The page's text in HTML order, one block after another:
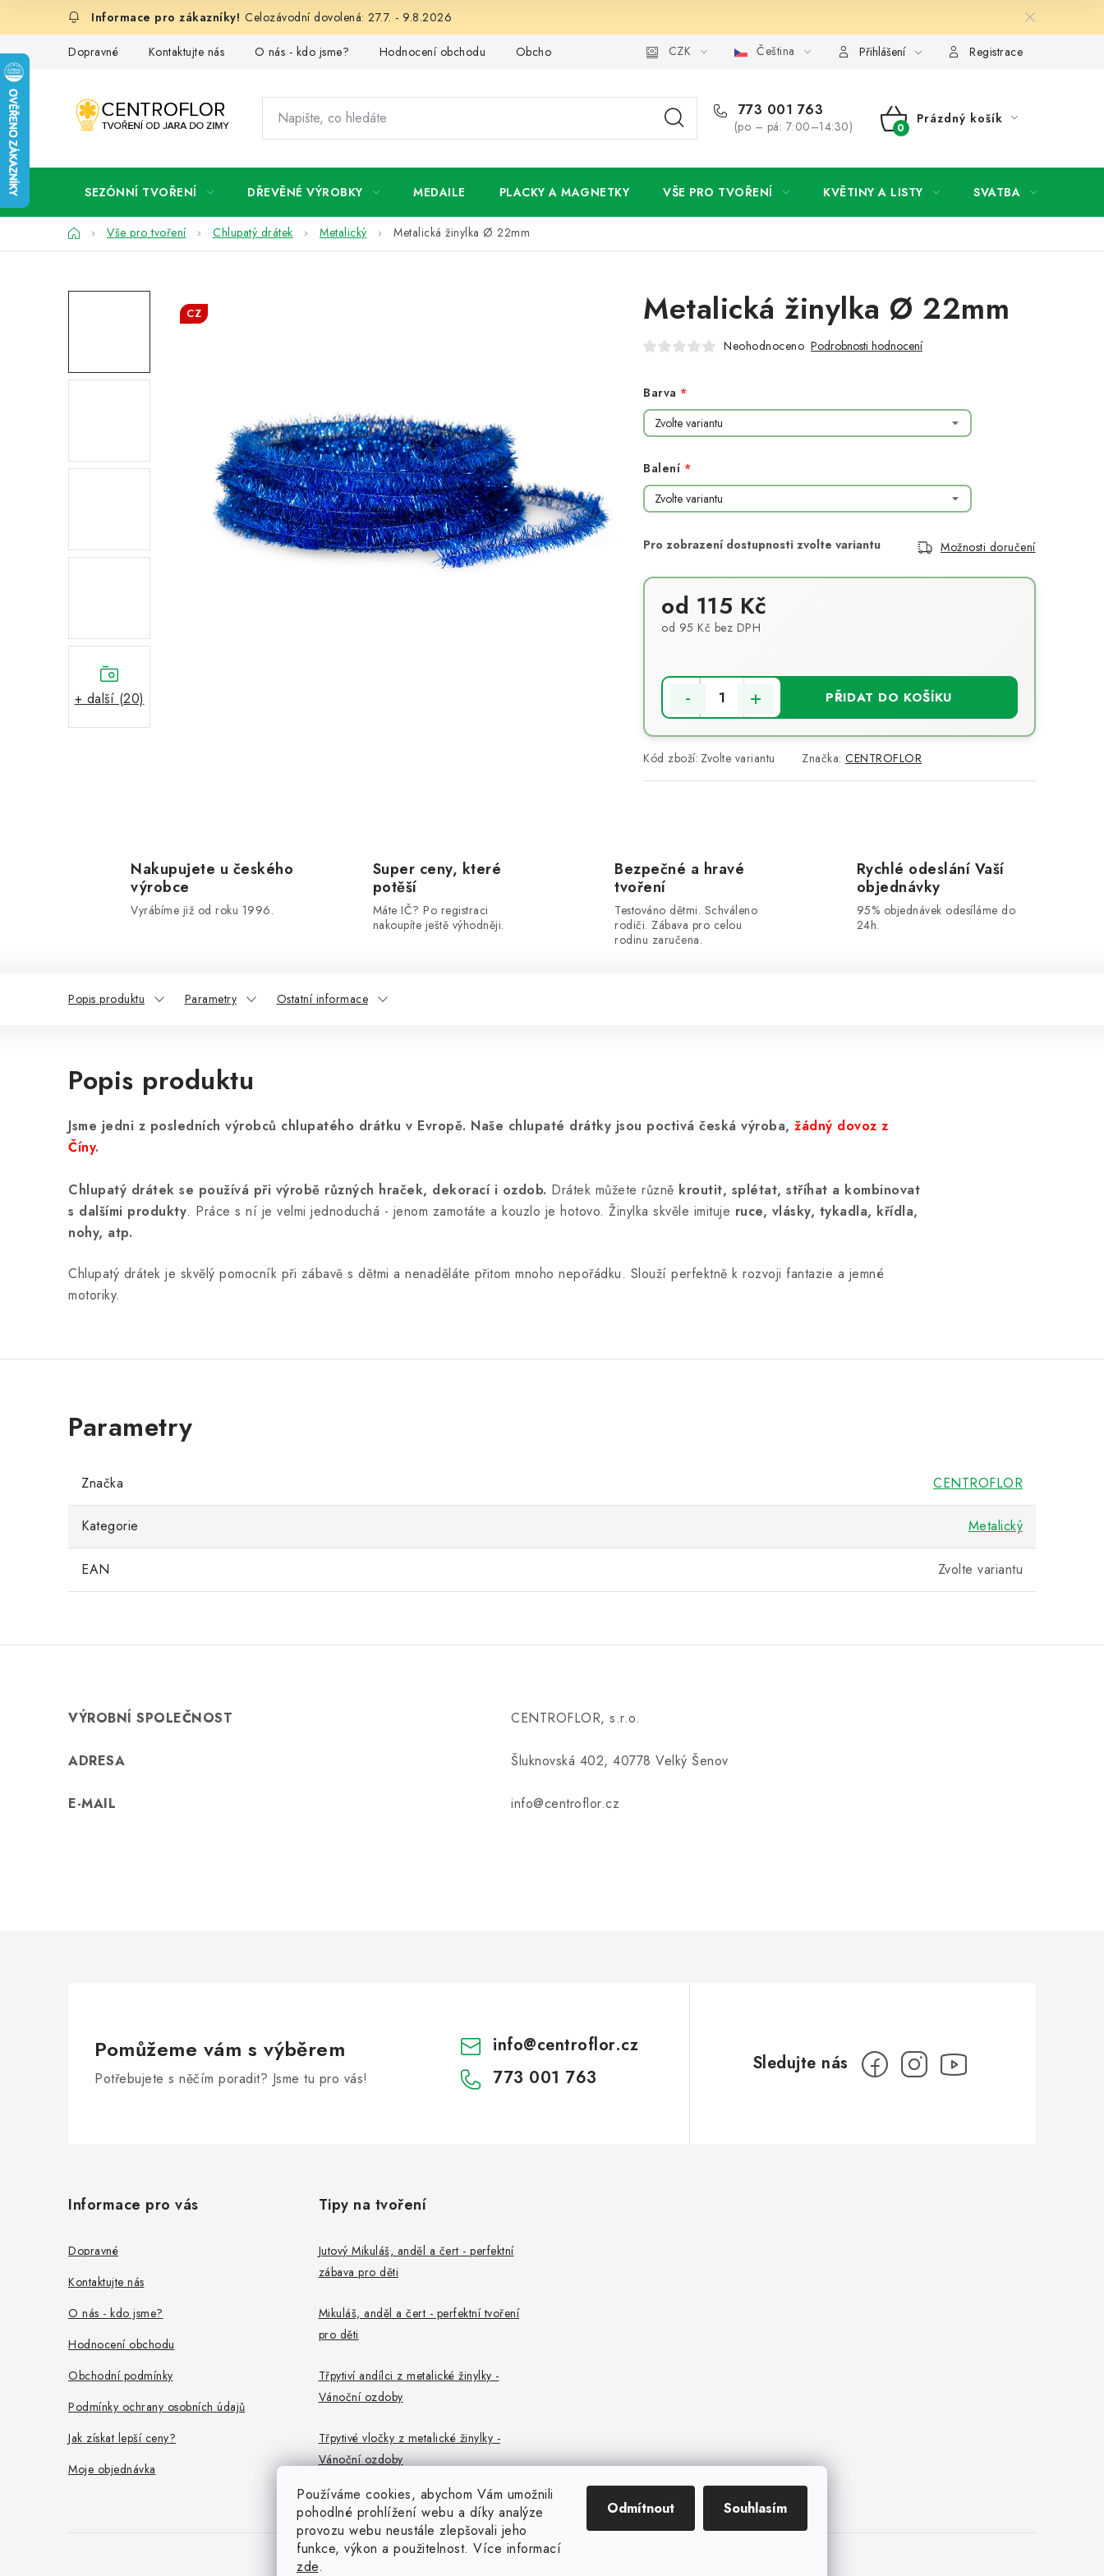
Používáme cookies, abychom Vám umožnili
pohodlné prohlížení webu a díky analýze
provozu webu neustále zlepšovali jeho
funkce, výkon a použitelnost. Více informací
zde.
Odmítnout Souhlasím
Celozávodní dovolená: 27.7. - 9.8.2026
Dopravné Kontaktujte nás O nás - kdo jsme? Hodnocení obchodu Obchodní podmínky Podmínky ochrany osobních údajů Jak získat lepší ceny? Moje objednávka
CZK Čeština Přihlášení Registrace
773 001 763
(po – pá: 7:00–14:30)
NÁKUPNÍ
Prázdný košík
SEZÓNNÍ TVOŘENÍ DŘEVĚNÉ VÝROBKY MEDAILE PLACKY A MAGNETKY VŠE PRO TVOŘENÍ KVĚTINY A LISTY SVATBA
DomůVše pro tvoření Chlupatý drátek Metalický Metalická žinylka Ø 22mm
+ další (20)
Metalická žinylka Ø 22mm
Neohodnoceno Podrobnosti hodnocení
Barva
Balení
Možnosti doručení
od 115 Kč
od 95 Kč bez DPH
PŘIDAT DO KOŠÍKU
Kód zboží: Zvolte variantu Značka: CENTROFLOR
CZ
Nakupujete u českého
výrobce
Vyrábíme již od roku 1996.
Super ceny, které
potěší
Máte IČ? Po registraci
nakoupíte ještě výhodněji.
Bezpečné a hravé
tvoření
Testováno dětmi. Schváleno
rodiči. Zábava pro celou
rodinu zaručena.
Rychlé odeslání Vaší
objednávky
95% objednávek odesíláme do
24h.
Popis produktu Parametry Ostatní informace
Popis produktu
Jsme jedni z posledních výrobců chlupatého drátku v Evropě. Naše chlupaté drátky jsou poctivá česká výroba, žádný dovoz z
Číny.
Chlupatý drátek se používá při výrobě různých hraček, dekorací i ozdob. Drátek můžete různě kroutit, splétat, stříhat a kombinovat
s dalšími produkty. Práce s ní je velmi jednoduchá - jenom zamotáte a kouzlo je hotovo. Žinylka skvěle imituje ruce, vlásky, tykadla, křídla,
nohy, atp.
Chlupatý drátek je skvělý pomocník při zábavě s dětmi a nenaděláte přitom mnoho nepořádku. Slouží perfektně k rozvoji fantazie a jemné
motoriky.
Značka CENTROFLOR
Kategorie Metalický
EAN Zvolte variantu
VÝROBNÍ SPOLEČNOST CENTROFLOR, s.r.o.
ADRESA Šluknovská 402, 40778 Velký Šenov
E-MAIL info@centroflor.cz
Pomůžeme vám s výběrem
Potřebujete s něčím poradit? Jsme tu pro vás!
info@centroflor.cz
773 001 763
Informace pro vás
Dopravné
Kontaktujte nás
O nás - kdo jsme?
Hodnocení obchodu
Obchodní podmínky
Podmínky ochrany osobních údajů
Jak získat lepší ceny?
Moje objednávka
Tipy na tvoření
Jutový Mikuláš, anděl a čert - perfektní
zábava pro děti
Mikuláš, anděl a čert - perfektní tvoření
pro děti
Třpytiví andílci z metalické žinylky -
Vánoční ozdoby
Třpytivé vločky z metalické žinylky -
Vánoční ozdoby